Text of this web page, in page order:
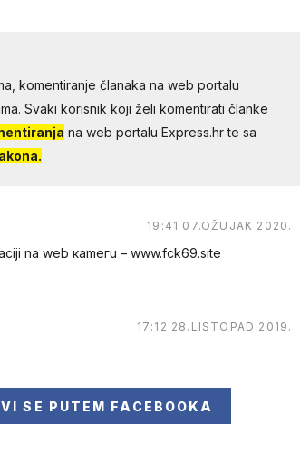
komentiranje članaka na web portalu
Svaki korisnik koji želi komentirati članke
na web portalu Express.hr te sa
19:41 07.OŽUJAK 2020.
na web каmегu – w︆︆w︆︆w︆︆.︆︆f︆︆ck69︆︆.︆︆site
17:12 28.LISTOPAD 2019.
SE PUTEM FACEBOOKA